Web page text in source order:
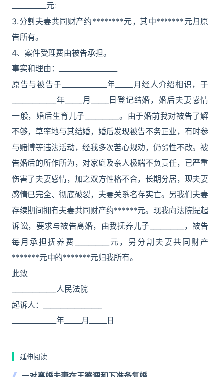
__________元;
3.分割夫妻共同财产约********元，其中*******元归原
告所有。
4、案件受理费由被告承担。
事实和理由：_________________
原告与被告于_____________年_____月经人介绍相识，于
_____________年_____月_____日登记结婚，婚后夫妻感情
一般，婚后生育儿子__________。由于婚前我对被告了解
不够，草率地与其结婚，婚后发现被告不务正业，有时参
与赌博等违法活动，经我多次苦心规劝，仍劣性不改。被
告婚后的所作所为，对家庭及亲人极端不负责任，已严重
伤害了夫妻感情，加之双方性格不合，长期分居，现夫妻
感情已完全、彻底破裂，夫妻关系名存实亡。另我们夫妻
存续期间拥有夫妻共同财产约******元。现我向法院提起
诉讼，要求与被告离婚，由我抚养儿子__________，被告
每月承担抚养费__________元，另分割夫妻共同财产
*******元中的*******元归我所有。
此致
_____________人民法院
起诉人：_________________
_____________年_____月_____日
延伸阅读